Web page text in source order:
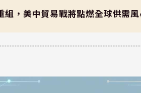
組，美中貿易戰將點燃全球供需